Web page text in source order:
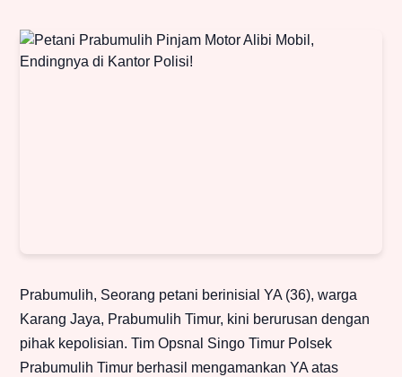
Prabumulih, Seorang petani berinisial YA (36), warga
Karang Jaya, Prabumulih Timur, kini berurusan dengan
pihak kepolisian. Tim Opsnal Singo Timur Polsek
Prabumulih Timur berhasil mengamankan YA atas